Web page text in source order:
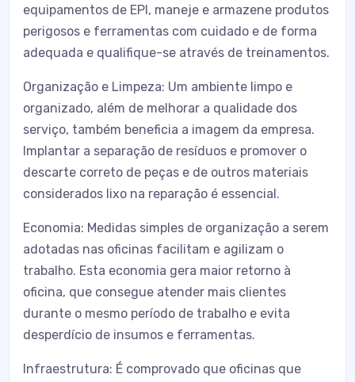
equipamentos de EPI, maneje e armazene produtos
perigosos e ferramentas com cuidado e de forma
adequada e qualifique-se através de treinamentos.
Organização e Limpeza: Um ambiente limpo e
organizado, além de melhorar a qualidade dos
serviço, também beneficia a imagem da empresa.
Implantar a separação de resíduos e promover o
descarte correto de peças e de outros materiais
considerados lixo na reparação é essencial.
Economia: Medidas simples de organização a serem
adotadas nas oficinas facilitam e agilizam o
trabalho. Esta economia gera maior retorno à
oficina, que consegue atender mais clientes
durante o mesmo período de trabalho e evita
desperdício de insumos e ferramentas.
Infraestrutura: É comprovado que oficinas que